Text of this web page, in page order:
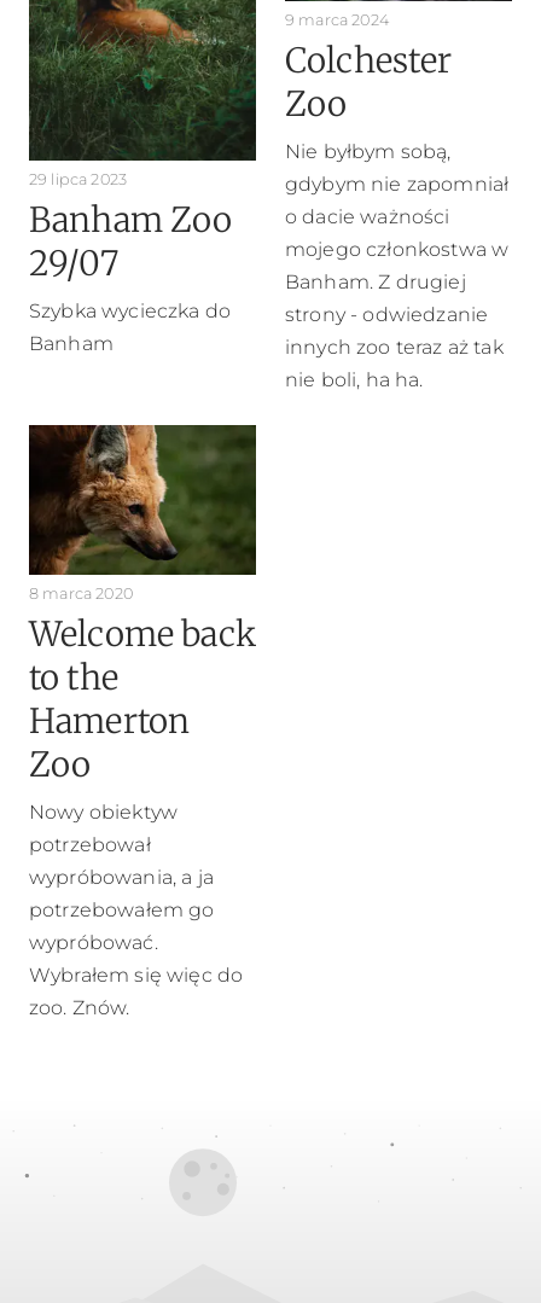
29 lipca 2023
Banham Zoo
29/07
Szybka wycieczka do
Banham
9 marca 2024
Colchester
Zoo
Nie byłbym sobą,
gdybym nie zapomniał
o dacie ważności
mojego członkostwa w
Banham. Z drugiej
strony - odwiedzanie
innych zoo teraz aż tak
nie boli, ha ha.
8 marca 2020
Welcome back
to the
Hamerton
Zoo
Nowy obiektyw
potrzebował
wypróbowania, a ja
potrzebowałem go
wypróbować.
Wybrałem się więc do
zoo. Znów.